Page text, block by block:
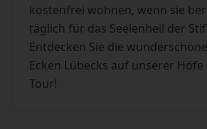
kostenfrei wohnen, wenn sie
täglich für das Seelenheil der
Entdecken Sie die
Ecken Lübecks auf unserer
Tour!